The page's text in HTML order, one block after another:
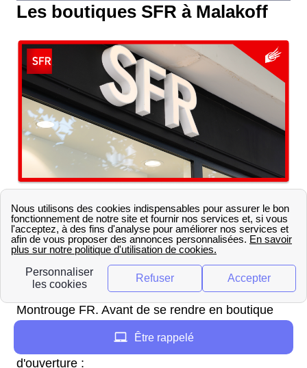
Les boutiques SFR à Malakoff
Où sont situées les boutiques
SFR à Malakoff ?
La boutique SFR la plus proche de Malakoff se
situe 71 avenue de la Republique 92120
Montrouge FR. Avant de se rendre en boutique
pour obtenir différents conseils sur les offres SFR,
il ne faut pas oublier de consulter les horaires
d'ouverture :
Être rappelé